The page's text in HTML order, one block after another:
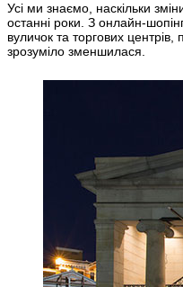
Усі ми знаємо, наскільки
останні роки. З онлайн-
вуличок та торгових
зрозуміло зменшилася.